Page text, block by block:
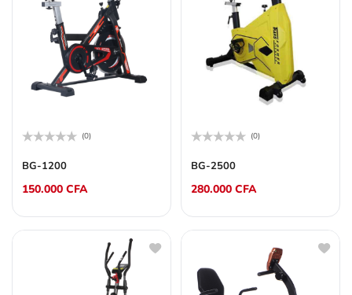
0
5
(0)
BG-1200
150.000 CFA
0
5
(0)
BG-2500
280.000 CFA